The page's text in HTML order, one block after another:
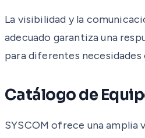
La visibilidad y la
adecuado garantiza una
para diferentes necesidades
Catálogo de
SYSCOM ofrece una amplia